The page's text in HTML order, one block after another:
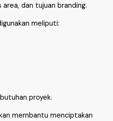
dan tujuan branding.
meliputi:
proyek.
membantu menciptakan